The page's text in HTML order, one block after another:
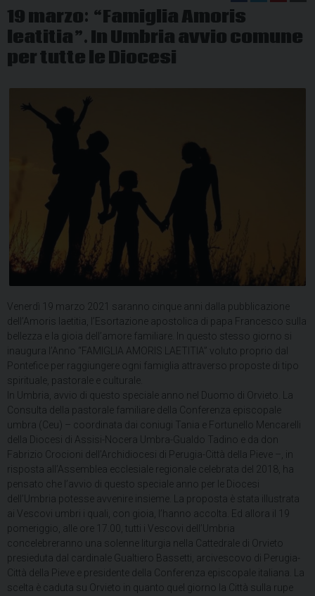
19 marzo: “Famiglia Amoris
leatitia”. In Umbria avvio comune
per tutte le Diocesi
Venerdì 19 marzo 2021 saranno cinque anni dalla pubblicazione
dell’Amoris laetitia, l’Esortazione apostolica di papa Francesco sulla
bellezza e la gioia dell’amore familiare. In questo stesso giorno si
inaugura l’Anno “FAMIGLIA AMORIS LAETITIA” voluto proprio dal
Pontefice per raggiungere ogni famiglia attraverso proposte di tipo
spirituale, pastorale e culturale.
In Umbria, avvio di questo speciale anno nel Duomo di Orvieto. La
Consulta della pastorale familiare della Conferenza episcopale
umbra (Ceu) – coordinata dai coniugi Tania e Fortunello Mencarelli
della Diocesi di Assisi-Nocera Umbra-Gualdo Tadino e da don
Fabrizio Crocioni dell’Archidiocesi di Perugia-Città della Pieve –, in
risposta all’Assemblea ecclesiale regionale celebrata del 2018, ha
pensato che l’avvio di questo speciale anno per le Diocesi
dell’Umbria potesse avvenire insieme. La proposta è stata illustrata
ai Vescovi umbri i quali, con gioia, l’hanno accolta. Ed allora il 19
pomeriggio, alle ore 17.00, tutti i Vescovi dell’Umbria
concelebreranno una solenne liturgia nella Cattedrale di Orvieto
presieduta dal cardinale Gualtiero Bassetti, arcivescovo di Perugia-
Città della Pieve e presidente della Conferenza episcopale italiana. La
scelta è caduta su Orvieto in quanto quel giorno la Città sulla rupe